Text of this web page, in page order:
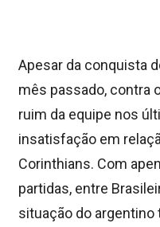
Apesar da conquista
mês passado, contra
ruim da equipe nos
insatisfação em
Corinthians. Com
partidas, entre
situação do